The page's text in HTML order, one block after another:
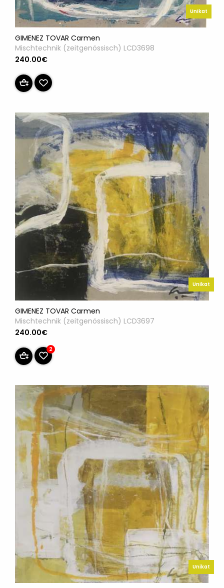
Unikat
GIMENEZ TOVAR Carmen
Mischtechnik (zeitgenössisch) LCD3698
240.00€
Unikat
GIMENEZ TOVAR Carmen
Mischtechnik (zeitgenössisch) LCD3697
240.00€
2
Unikat